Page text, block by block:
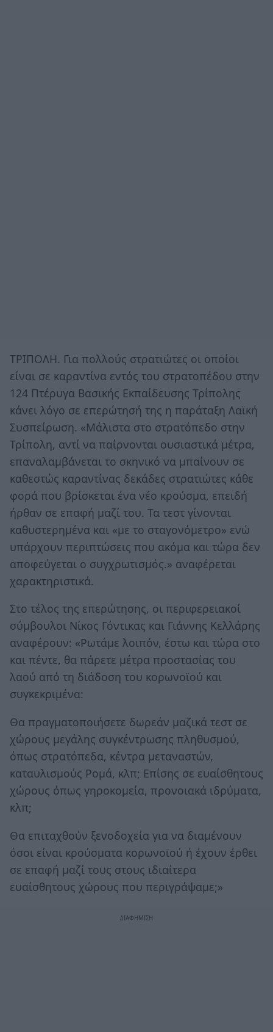
ΤΡΙΠΟΛΗ. Για πολλούς στρατιώτες οι οποίοι
είναι σε καραντίνα εντός του στρατοπέδου στην
124 Πτέρυγα Βασικής Εκπαίδευσης Τρίπολης
κάνει λόγο σε επερώτησή της η παράταξη Λαϊκή
Συσπείρωση. «Μάλιστα στο στρατόπεδο στην
Τρίπολη, αντί να παίρνονται ουσιαστικά μέτρα,
επαναλαμβάνεται το σκηνικό να μπαίνουν σε
καθεστώς καραντίνας δεκάδες στρατιώτες κάθε
φορά που βρίσκεται ένα νέο κρούσμα, επειδή
ήρθαν σε επαφή μαζί του. Τα τεστ γίνονται
καθυστερημένα και «με το σταγονόμετρο» ενώ
υπάρχουν περιπτώσεις που ακόμα και τώρα δεν
αποφεύγεται ο συγχρωτισμός.» αναφέρεται
χαρακτηριστικά.
Στο τέλος της επερώτησης, οι περιφερειακοί
σύμβουλοι Νίκος Γόντικας και Γιάννης Κελλάρης
αναφέρουν: «Ρωτάμε λοιπόν, έστω και τώρα στο
και πέντε, θα πάρετε μέτρα προστασίας του
λαού από τη διάδοση του κορωνοϊού και
συγκεκριμένα:
Θα πραγματοποιήσετε δωρεάν μαζικά τεστ σε
χώρους μεγάλης συγκέντρωσης πληθυσμού,
όπως στρατόπεδα, κέντρα μεταναστών,
καταυλισμούς Ρομά, κλπ; Επίσης σε ευαίσθητους
χώρους όπως γηροκομεία, προνοιακά ιδρύματα,
κλπ;
Θα επιταχθούν ξενοδοχεία για να διαμένουν
όσοι είναι κρούσματα κορωνοϊού ή έχουν έρθει
σε επαφή μαζί τους στους ιδιαίτερα
ευαίσθητους χώρους που περιγράψαμε;»